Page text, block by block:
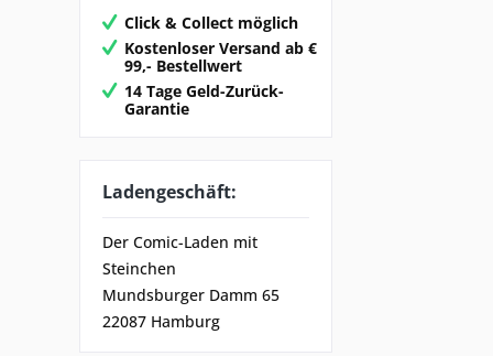
Click & Collect möglich
Kostenloser Versand ab €
99,- Bestellwert
14 Tage Geld-Zurück-
Garantie
Ladengeschäft:
Der Comic-Laden mit
Steinchen
Mundsburger Damm 65
22087 Hamburg